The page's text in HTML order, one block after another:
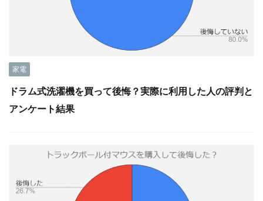
家電
ドラム式洗濯機を買って後悔？実際に利用した人の評判と
アンケート結果